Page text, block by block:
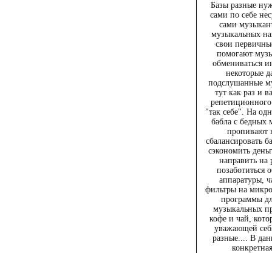
Базы разные
сами по себе
сами
музыкальных
свои
помогают
обмениваться
некоторые
подслушанные
тут как раз и
"так себе". На
бабла с бедных
пропивают
сбалансировать
сэкономить
направить на
позаботиться
аппаратуры,
фильтры на
программы
музыкальных
кофе и чай,
уважающей
разные.... В